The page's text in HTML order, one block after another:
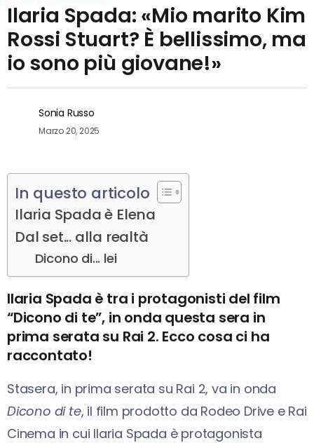
Ilaria Spada: «Mio marito Kim
Rossi Stuart? È bellissimo, ma
io sono più giovane!»
Sonia Russo
Marzo 20, 2025
In questo articolo
Ilaria Spada è Elena
Dal set... alla realtà
Dicono di... lei
Ilaria Spada è tra i protagonisti del film
“Dicono di te”, in onda questa sera in
prima serata su Rai 2. Ecco cosa ci ha
raccontato!
Stasera, in prima serata su Rai 2, va in onda
Dicono di te, il film prodotto da Rodeo Drive e Rai
Cinema in cui Ilaria Spada è protagonista